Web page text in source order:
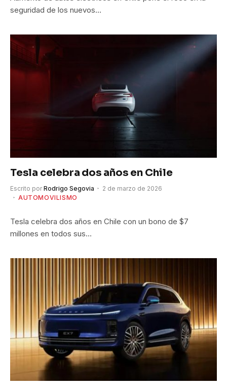
seguridad de los nuevos…
Tesla celebra dos años en Chile
Escrito por Rodrigo Segovia
2 de marzo de 2026
AUTOMOVILISMO
Tesla celebra dos años en Chile con un bono de $7
millones en todos sus…